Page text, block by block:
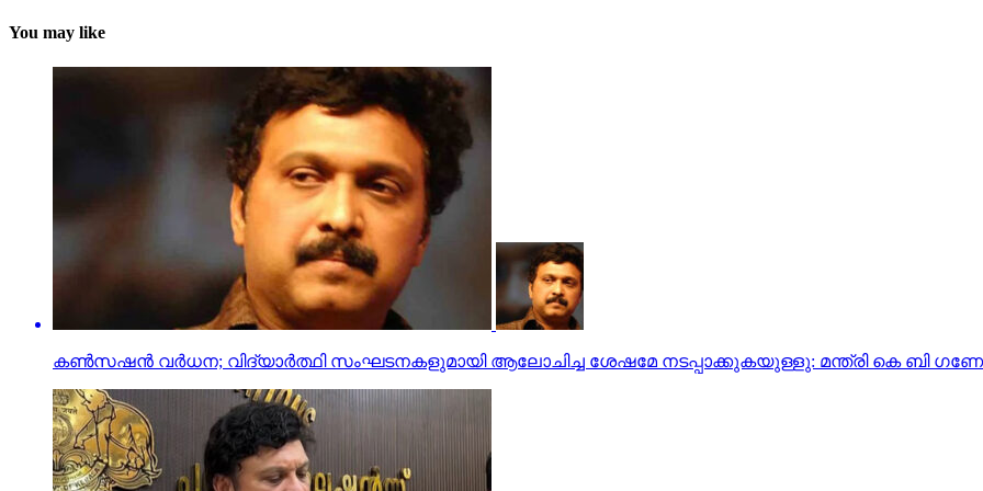
You may like
കണ്‍സഷന്‍ വര്‍ധന; വിദ്യാര്‍ത്ഥി സംഘടനകളുമായി ആലോചിച്ച ശേഷമേ നടപ്പാക്കുകയുള്ളു: മന്ത്രി കെ ബി